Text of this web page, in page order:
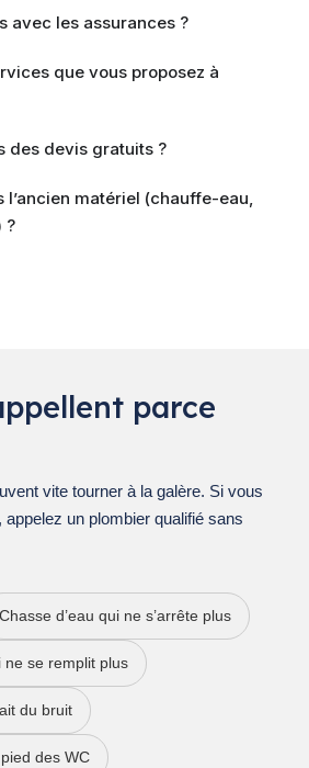
avec les assurances ?
que vous proposez à
des devis gratuits ?
l’ancien matériel (chauffe-eau,
?
parce
vite tourner à la galère. Si vous
un plombier qualifié sans
Chasse d’eau qui ne s’arrête plus
ne se remplit plus
du bruit
des WC